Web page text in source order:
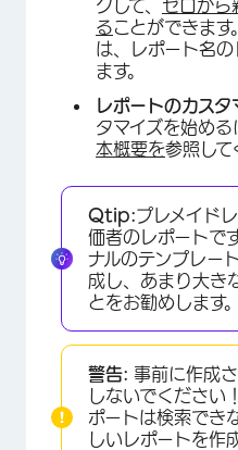
クして、 ゼロから
ることができま
は、レポート名
ます。
レポートのカスタ
タマイズを始める
本概要を参照して
Qtip:プレメイド
価者のレポートで
ナルのテンプレー
成し、あまり大き
とをお勧めします。
警告: 事前に作成
しないでください
ポートは検索でき
しいレポートを作